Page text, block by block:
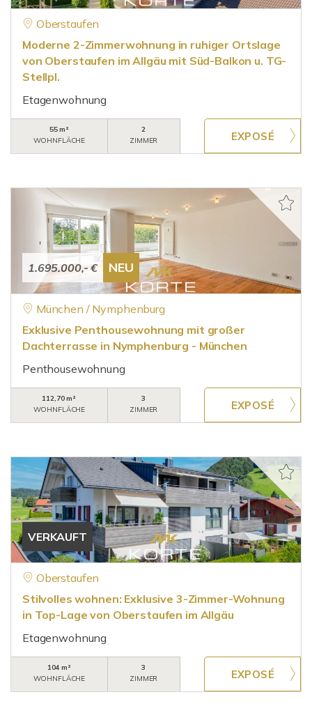
Oberstaufen
Moderne 2-Zimmerwohnung in ruhiger Ortslage
von Oberstaufen im Allgäu mit Süd-Balkon u. TG-
Stellpl.
Etagenwohnung
55 m²
WOHNFLÄCHE
2
ZIMMER
1.695.000,- € NEU
München / Nymphenburg
Exklusive Penthousewohnung mit großer
Dachterrasse in Nymphenburg - München
Penthousewohnung
112,70 m²
WOHNFLÄCHE
3
ZIMMER
VERKAUFT
Oberstaufen
Stilvolles wohnen: Exklusive 3-Zimmer-Wohnung
in Top-Lage von Oberstaufen im Allgäu
Etagenwohnung
104 m²
WOHNFLÄCHE
3
ZIMMER